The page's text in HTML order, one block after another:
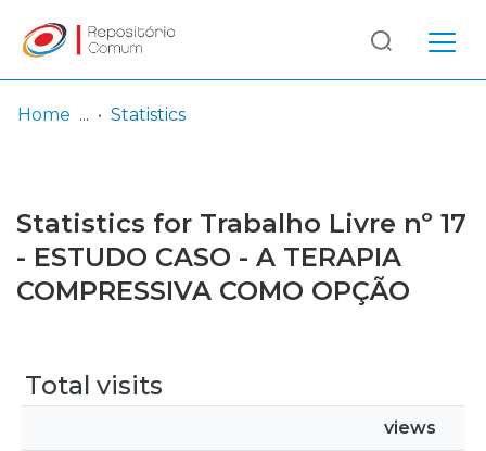
Browse repository
Entities
Log
In
(current)
Home Statistics
Statistics for Trabalho Livre nº 17
- ESTUDO CASO - A TERAPIA
COMPRESSIVA COMO OPÇÃO
Total visits
views